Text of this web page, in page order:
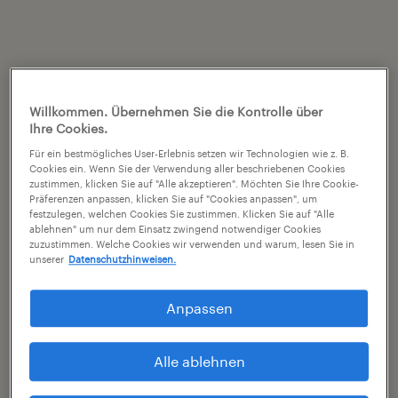
Willkommen. Übernehmen Sie die Kontrolle über
Ihre Cookies.
Für ein bestmögliches User-Erlebnis setzen wir Technologien wie z. B.
Cookies ein. Wenn Sie der Verwendung aller beschriebenen Cookies
zustimmen, klicken Sie auf "Alle akzeptieren". Möchten Sie Ihre Cookie-
Präferenzen anpassen, klicken Sie auf "Cookies anpassen", um
festzulegen, welchen Cookies Sie zustimmen. Klicken Sie auf "Alle
ablehnen" um nur dem Einsatz zwingend notwendiger Cookies
zuzustimmen. Welche Cookies wir verwenden und warum, lesen Sie in
unserer Datenschutzhinweisen.
Anpassen
Alle ablehnen